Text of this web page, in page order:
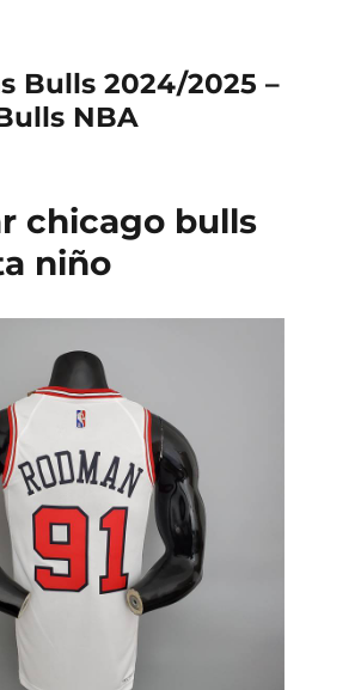
Bulls 2024/2025 –
NBA
chicago bulls
niño